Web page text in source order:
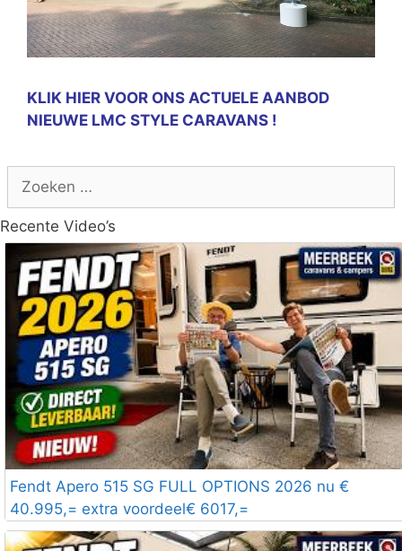
KLIK HIER VOOR ONS ACTUELE AANBOD
NIEUWE LMC STYLE CARAVANS !
naar:
Recente Video’s
Fendt Apero 515 SG FULL OPTIONS 2026 nu €
40.995,= extra voordeel€ 6017,=